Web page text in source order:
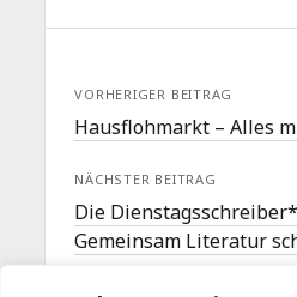
VORHERIGER BEITRAG
Hausflohmarkt – Alles
NÄCHSTER BEITRAG
Die
Gemeinsam Literatur